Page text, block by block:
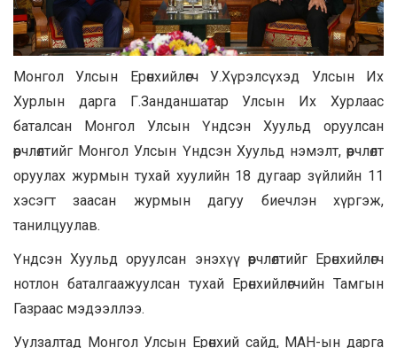
Монгол Улсын Ерөнхийлөгч У.Хүрэлсүхэд Улсын Их
Хурлын дарга Г.Занданшатар Улсын Их Хурлаас
баталсан Монгол Улсын Үндсэн Хуульд оруулсан
өөрчлөлтийг Монгол Улсын Үндсэн Хуульд нэмэлт, өөрчлөлт
оруулах журмын тухай хуулийн 18 дугаар зүйлийн 11
хэсэгт заасан журмын дагуу биечлэн хүргэж,
танилцуулав.
Үндсэн Хуульд оруулсан энэхүү өөрчлөлтийг Ерөнхийлөгч
нотлон баталгаажуулсан тухай Ерөнхийлөгчийн Тамгын
Газраас мэдээллээ.
Уулзалтад Монгол Улсын Ерөнхий сайд, МАН-ын дарга